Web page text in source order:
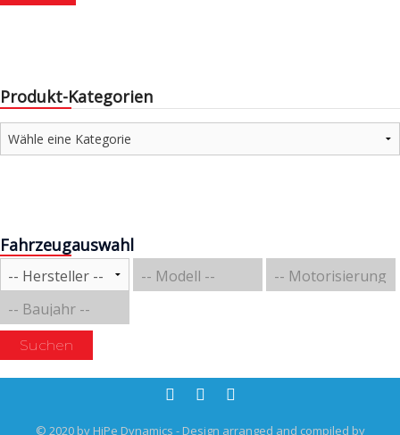
Produkt-Kategorien
Fahrzeugauswahl
Suchen
© 2020 by HiPe Dynamics - Design arranged and compiled by